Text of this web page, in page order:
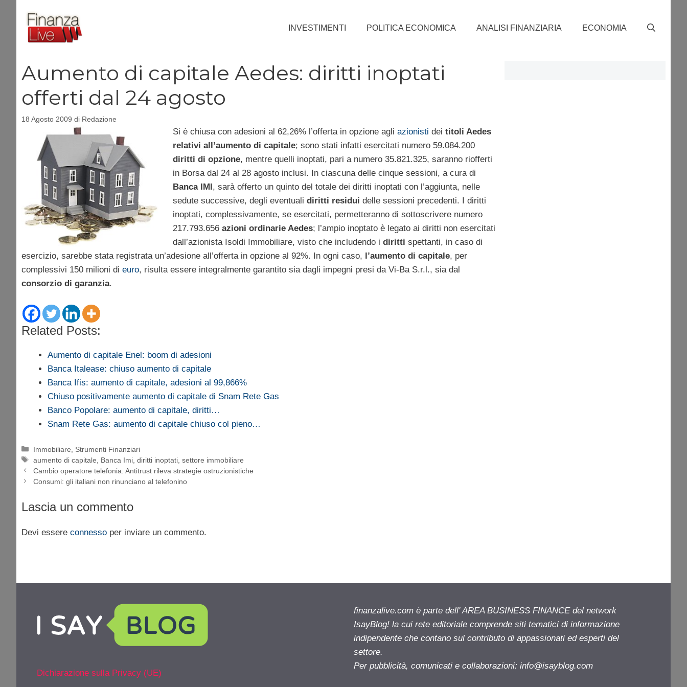
contenuto
INVESTIMENTI POLITICA ECONOMICA ANALISI FINANZIARIA ECONOMIA
Aumento di capitale Aedes: diritti inoptati
offerti dal 24 agosto
18 Agosto 2009 di Redazione
Si è chiusa con adesioni al 62,26% l’offerta in opzione agli azionisti dei titoli Aedes
relativi all’aumento di capitale; sono stati infatti esercitati numero 59.084.200
diritti di opzione, mentre quelli inoptati, pari a numero 35.821.325, saranno riofferti
in Borsa dal 24 al 28 agosto inclusi. In ciascuna delle cinque sessioni, a cura di
Banca IMI, sarà offerto un quinto del totale dei diritti inoptati con l’aggiunta, nelle
sedute successive, degli eventuali diritti residui delle sessioni precedenti. I diritti
inoptati, complessivamente, se esercitati, permetteranno di sottoscrivere numero
217.793.656 azioni ordinarie Aedes; l’ampio inoptato è legato ai diritti non esercitati
dall’azionista Isoldi Immobiliare, visto che includendo i diritti spettanti, in caso di
esercizio, sarebbe stata registrata un’adesione all’offerta in opzione al 92%. In ogni caso, l’aumento di capitale, per
complessivi 150 milioni di euro, risulta essere integralmente garantito sia dagli impegni presi da Vi-Ba S.r.l., sia dal
consorzio di garanzia.
Related Posts:
Aumento di capitale Enel: boom di adesioni
Banca Italease: chiuso aumento di capitale
Banca Ifis: aumento di capitale, adesioni al 99,866%
Chiuso positivamente aumento di capitale di Snam Rete Gas
Banco Popolare: aumento di capitale, diritti…
Snam Rete Gas: aumento di capitale chiuso col pieno…
Categorie
Immobiliare
Strumenti Finanziari
Tag
aumento di capitale Banca Imi ,diritti inoptati ,settore immobiliare
Cambio operatore telefonia: Antitrust rileva strategie ostruzionistiche
Consumi: gli italiani non rinunciano al telefonino
Lascia un commento
Devi essere connesso per inviare un commento.
Dichiarazione sulla Privacy (UE)
finanzalive.com è parte dell' AREA BUSINESS FINANCE del network
IsayBlog! la cui rete editoriale comprende siti tematici di informazione
indipendente che contano sul contributo di appassionati ed esperti del
settore.
Per pubblicità, comunicati e collaborazioni: info@isayblog.com